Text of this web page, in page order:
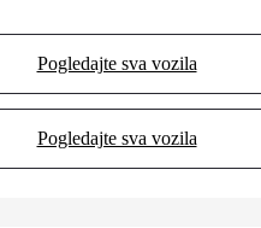
Pogledajte sva vozila
(Opens in new tab)
Pogledajte sva vozila
(Opens in new tab)